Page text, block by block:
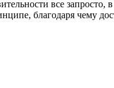
все запросто,
благодаря чему